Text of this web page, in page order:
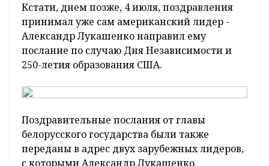
Кстати, днем позже, 4 июля, поздравления
принимал уже сам американский лидер -
Александр Лукашенко направил ему
послание по случаю Дня Независимости и
250-летия образования США.
Поздравительные послания от главы
белорусского государства были также
переданы в адрес двух зарубежных лидеров,
с которыми Александр Лукашенко